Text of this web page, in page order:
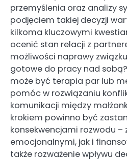
przemyślenia oraz analizy
podjęciem takiej decyzji
kilkoma kluczowymi
ocenić stan relacji z
możliwości naprawy
gotowe do pracy nad
może być terapia par lub
pomóc w rozwiązaniu
komunikacji między
krokiem powinno być
konsekwencjami rozwodu –
emocjonalnymi, jak i
także rozważenie wpływu